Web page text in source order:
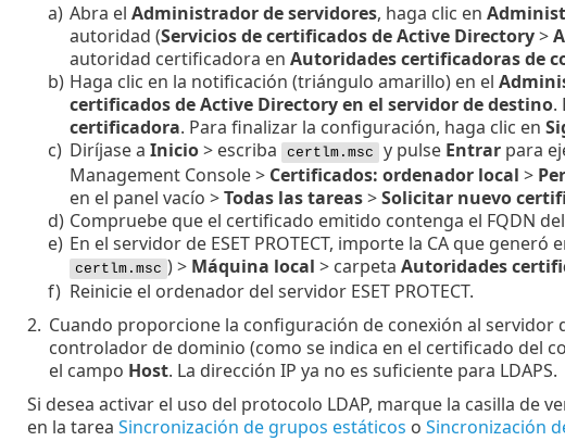
a) Abra el Administrador de servidores, haga clic en
autoridad (Servicios de certificados de Active Directory>
autoridad certificadora en Autoridades certificadoras de
b) Haga clic en la notificación (triángulo amarillo) en el
certificados de Active Directory en el servidor de destino.
certificadora. Para finalizar la configuración, haga clic en
c) Diríjase a Inicio> escriba certlm.msc y pulse Entrarpara
Management Console > Certificados: ordenador local >
en el panel vacío >Todas las tareas>Solicitar nuevo
d) Compruebe que el certificado emitido contenga el FQDN
e) En el servidor de ESET PROTECT, importe la CA que
certlm.msc ) > Máquina local > carpeta Autoridades
f) Reinicie el ordenador del servidor ESET PROTECT.
2. Cuando proporcione la configuración de conexión al servidor
controlador de dominio (como se indica en el certificado del
el campo Host. La dirección IP ya no es suficiente para LDAPS.
Si desea activar el uso del protocolo LDAP, marque la casilla de
en la tarea Sincronización de grupos estáticos o Sincronización